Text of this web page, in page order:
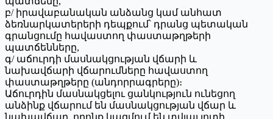
բ/ իրավաբանական անձանց կամ անհատ
ձեռնարկատերերի դեպքում՝ դրանց պետական
գրանցումը հավաստող փաստաթղթերի
պատճենները,
գ/ աճուրդի մասնակցության վճարի և
նախավճարի վճարումները հավաստող
փաստաթղթերը (անդորրագրերը)։
Աճուրդին մասնակցելու ցանկություն ունեցող
անձինք վճարում են մասնակցության վճար և
նախավճար, որոնք կազմում են տվյալ լոտի